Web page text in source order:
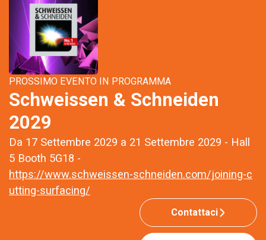
PROSSIMO EVENTO IN PROGRAMMA
Schweissen & Schneiden
2029
Da 17 Settembre 2029 a 21 Settembre 2029 - Hall
5 Booth 5G18 -
https://www.schweissen-schneiden.com/joining-c
utting-surfacing/
Contattaci